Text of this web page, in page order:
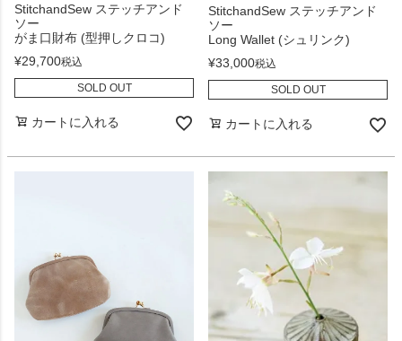
StitchandSew ステッチアンド
ソー
がま口財布 (型押しクロコ)
¥29,700税込
SOLD OUT
カートに入れる
StitchandSew ステッチアンド
ソー
Long Wallet (シュリンク)
¥33,000税込
SOLD OUT
カートに入れる